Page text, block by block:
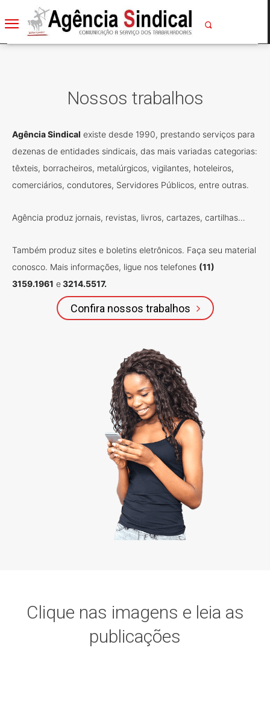
Nossos trabalhos
Agência Sindical existe desde 1990, prestando serviços para
dezenas de entidades sindicais, das mais variadas categorias:
têxteis, borracheiros, metalúrgicos, vigilantes, hoteleiros,
comerciários, condutores, Servidores Públicos, entre outras.
Agência produz jornais, revistas, livros, cartazes, cartilhas…
Também produz sites e boletins eletrônicos. Faça seu material
conosco. Mais informações, ligue nos telefones (11)
3159.1961 e3214.5517.
Confira nossos trabalhos
Clique nas imagens e leia as
publicações